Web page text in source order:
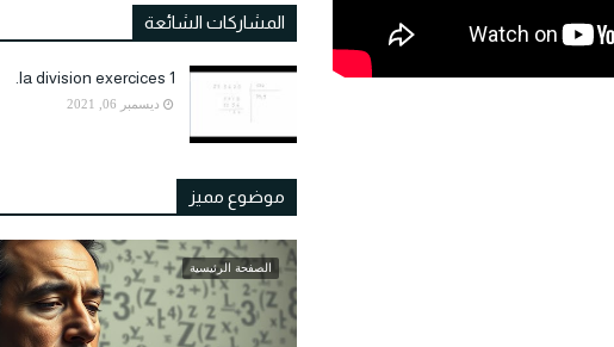
المشاركات الشائعة
la division exercices 1.
ديسمبر 06, 2021
موضوع مميز
الصفحة الرئيسية